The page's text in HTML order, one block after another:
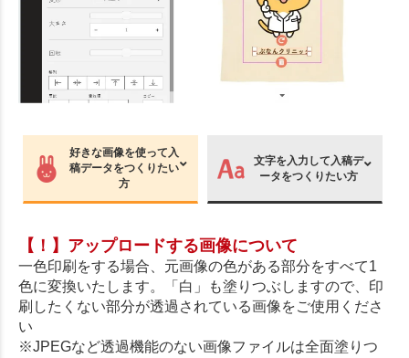
好きな画像を使って入
稿データをつくりたい
方
文字を入力して入稿デ
ータをつくりたい方
【！】アップロードする画像について
一色印刷をする場合、元画像の色がある部分をすべて1
色に変換いたします。「白」も塗りつぶしますので、印
刷したくない部分が透過されている画像をご使用くださ
い
※JPEGなど透過機能のない画像ファイルは全面塗りつ